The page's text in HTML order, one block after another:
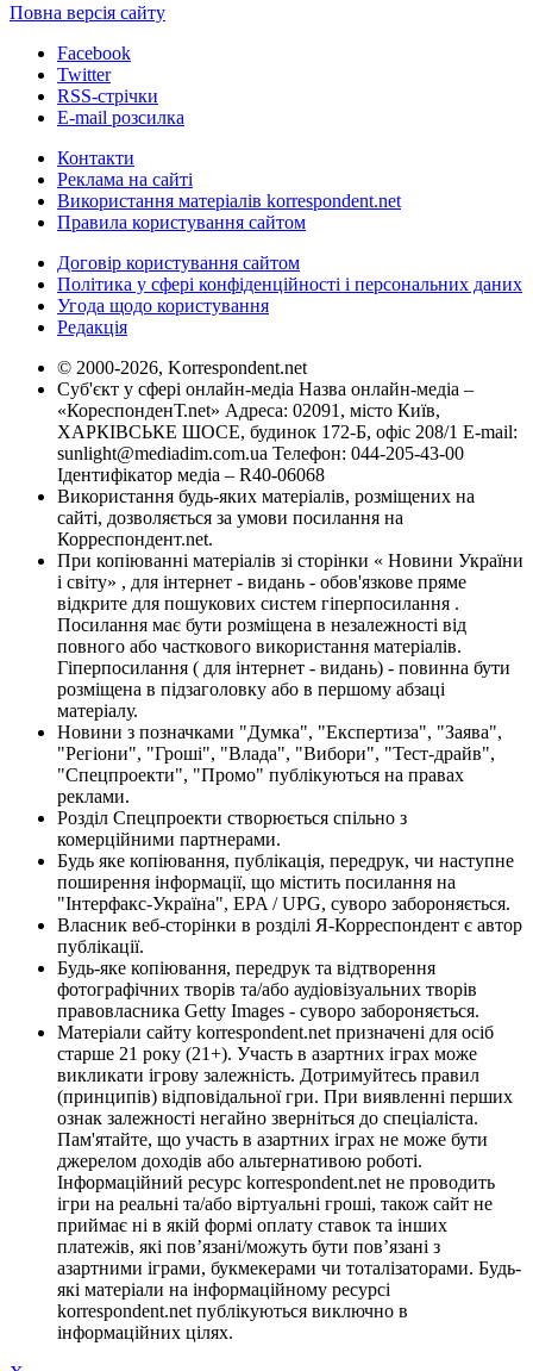
Повна версія сайту
Facebook
Twitter
RSS-стрічки
E-mail розсилка
Контакти
Реклама на сайті
Використання матеріалів korrespondent.net
Правила користування сайтом
Договір користування сайтом
Політика у сфері конфіденційності і персональних даних
Угода щодо користування
Редакція
© 2000-2026, Korrespondent.net
Суб'єкт у сфері онлайн-медіа Назва онлайн-медіа –
«КореспонденТ.net» Адреса: 02091, місто Київ,
ХАРКІВСЬКЕ ШОСЕ, будинок 172-Б, офіс 208/1 E-mail:
sunlight@mediadim.com.ua Телефон: 044-205-43-00
Ідентифікатор медіа – R40-06068
Використання будь-яких матеріалів, розміщених на
сайті, дозволяється за умови посилання на
Корреспондент.net.
При копіюванні матеріалів зі сторінки « Новини України
і світу» , для інтернет - видань - обов'язкове пряме
відкрите для пошукових систем гіперпосилання .
Посилання має бути розміщена в незалежності від
повного або часткового використання матеріалів.
Гіперпосилання ( для інтернет - видань) - повинна бути
розміщена в підзаголовку або в першому абзаці
матеріалу.
Новини з позначками "Думка", "Експертиза", "Заява",
"Регіони", "Гроші", "Влада", "Вибори", "Тест-драйв",
"Спецпроекти", "Промо" публікуються на правах
реклами.
Розділ Спецпроекти створюється спільно з
комерційними партнерами.
Будь яке копіювання, публікація, передрук, чи наступне
поширення інформації, що містить посилання на
"Інтерфакс-Україна", EPA / UPG, суворо забороняється.
Власник веб-сторінки в розділі Я-Корреспондент є автор
публікації.
Будь-яке копіювання, передрук та відтворення
фотографічних творів та/або аудіовізуальних творів
правовласника Getty Images - суворо забороняється.
Матеріали сайту korrespondent.net призначені для осіб
старше 21 року (21+). Участь в азартних іграх може
викликати ігрову залежність. Дотримуйтесь правил
(принципів) відповідальної гри. При виявленні перших
ознак залежності негайно зверніться до спеціаліста.
Пам'ятайте, що участь в азартних іграх не може бути
джерелом доходів або альтернативою роботі.
Інформаційний ресурс korrespondent.net не проводить
ігри на реальні та/або віртуальні гроші, також сайт не
приймає ні в якій формі оплату ставок та інших
платежів, які пов’язані/можуть бути пов’язані з
азартними іграми, букмекерами чи тоталізаторами. Будь-
які матеріали на інформаційному ресурсі
korrespondent.net публікуються виключно в
інформаційних цілях.